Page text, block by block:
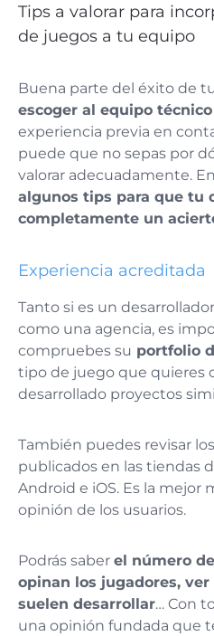
Tips a valorar para
de juegos a tu equipo
Buena parte del éxito de
escoger al equipo
experiencia previa en
puede que no sepas por
valorar adecuadamente.
algunos tips para que tu
completamente un
Experiencia acreditada
Tanto si es un
como una agencia, es
compruebes su portfolio
tipo de juego que quieres
desarrollado proyectos
También puedes revisar
publicados en las tiendas
Android e iOS. Es la mejor
opinión de los usuarios.
Podrás saber el número
opinan los jugadores,
suelen desarrollar… Con
una opinión fundada que